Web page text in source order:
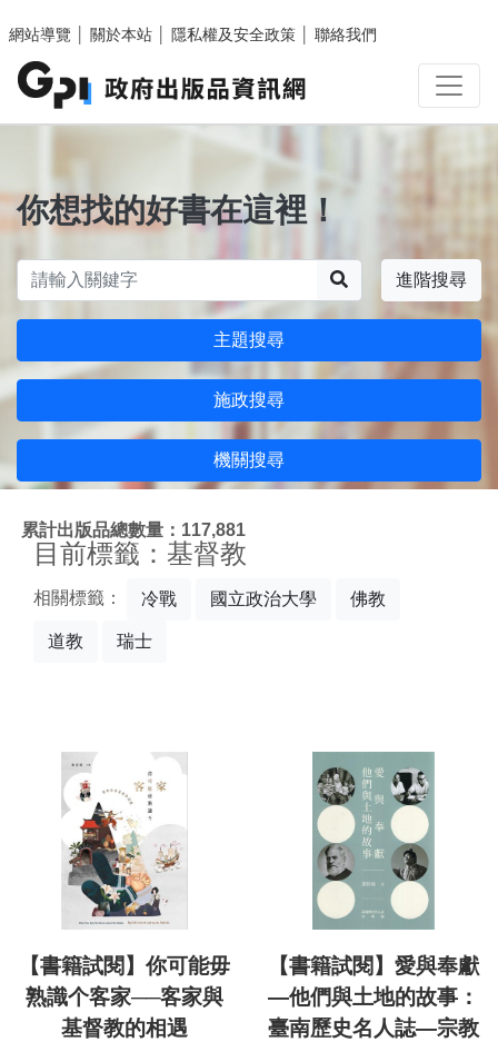
網站導覽
關於本站 隱私權及安全政策 聯絡我們
你想找的好書在這裡！
進階搜尋
主題搜尋
施政搜尋
機關搜尋
累計出版品總數量：117,881
目前標籤：基督教
相關標籤： 冷戰 國立政治大學 佛教
道教 瑞士
【書籍試閱】你可能毋
熟識个客家──客家與
基督教的相遇
【書籍試閱】愛與奉獻
—他們與土地的故事：
臺南歷史名人誌—宗教